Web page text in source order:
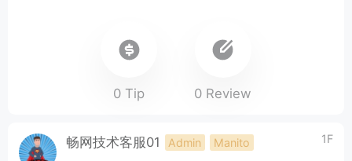
0 Tip 0 Review
畅网技术客服01 Admin
Manito
1F